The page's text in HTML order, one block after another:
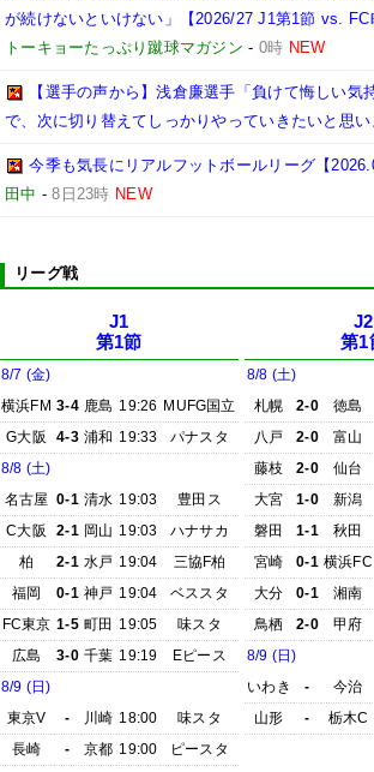
が続けないといけない」【2026/27 J1第1節 vs.
トーキョーたっぷり蹴球マガジン - 0時 NEW
【選手の声から】浅倉廉選手「負けて悔しい
で、次に切り替えてしっかりやっていきたいと思
今季も気長にリアルフットボールリーグ【
田中 -8日23時 NEW
リーグ戦
J1
第1節
8/7 (金)
横浜FM 3-4 鹿島 19:26 MUFG国立
G大阪
4-3 浦和 19:33
パナスタ
8/8 (土)
名古屋 0-1 清水 19:03
豊田ス
C大阪
2-1 岡山 19:03
ハナサカ
柏
2-1 水戸 19:04
三協F柏
福岡
0-1 神戸 19:04
ベススタ
FC東京 1-5 町田 19:05
味スタ
広島
3-0 千葉 19:19
Eピース
8/9 (日)
東京V
- 川崎 18:00
味スタ
長崎
- 京都 19:00 ピースタ
J2
第1
8/8 (土)
札幌
2-0
徳島
八戸
2-0
富山
藤枝
2-0
仙台
大宮
1-0
新潟
磐田
1-1
秋田
宮崎
0-1 横浜FC
大分
0-1
湘南
鳥栖
2-0
甲府
8/9 (日)
いわき
-
今治
山形
- 栃木C